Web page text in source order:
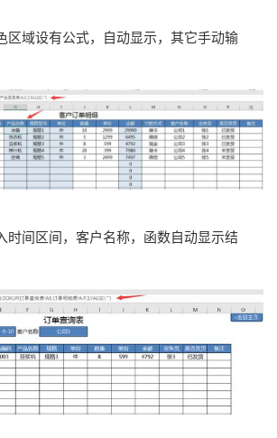
区域设有公式，自动显示，其它手动输
时间区间，客户名称，函数自动显示结